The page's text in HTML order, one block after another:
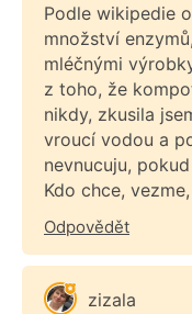
Podle wikipedie
množství
mléčnými
z toho, že
nikdy, zkusila
vroucí vodou a
nevnucuju,
Kdo chce,
Odpovědět
zizala